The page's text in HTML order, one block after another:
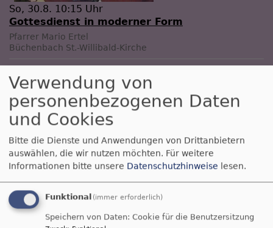
So, 30.8. 10:15 Uhr
Gottesdienst in moderner Form
Pfarrer Mario Ertel
Büchenbach St.-Willibald-Kirche
Mi, 2.9. 20 Uhr
Gebet für Israel und die Welt
Sauer Anita
Verwendung von
personenbezogenen Daten
und Cookies
Bitte die Dienste und Anwendungen von Drittanbietern
auswählen, die wir nutzen möchten. Für weitere
Informationen bitte unsere Datenschutzhinweise lesen.
Funktional (immer erforderlich)
Speichern von Daten: Cookie für die Benutzersitzung